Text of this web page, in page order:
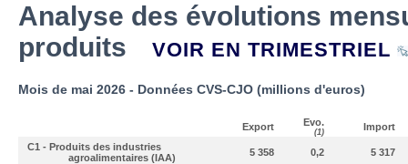
Analyse des évolutions
produits
VOIR EN TRIMESTRIEL
Mois de mai 2026 - Données CVS-CJO (millions d'euros)
Export Evo.
(1) Import
C1 - Produits des industries
agroalimentaires (IAA)
5 358 0,2 5 317